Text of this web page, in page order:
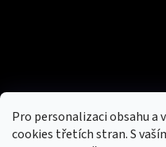
Pro personalizaci obsahu a
cookies třetích stran. S